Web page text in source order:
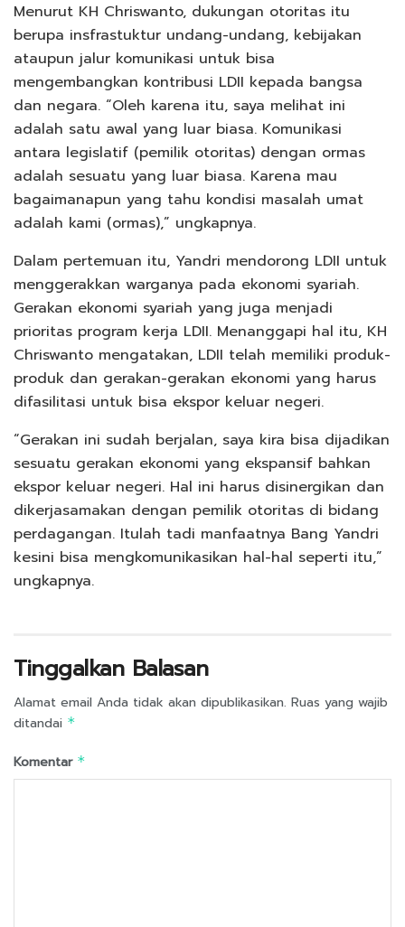
Menurut KH Chriswanto, dukungan otoritas itu
berupa insfrastuktur undang-undang, kebijakan
ataupun jalur komunikasi untuk bisa
mengembangkan kontribusi LDII kepada bangsa
dan negara. “Oleh karena itu, saya melihat ini
adalah satu awal yang luar biasa. Komunikasi
antara legislatif (pemilik otoritas) dengan ormas
adalah sesuatu yang luar biasa. Karena mau
bagaimanapun yang tahu kondisi masalah umat
adalah kami (ormas),” ungkapnya.
Dalam pertemuan itu, Yandri mendorong LDII untuk
menggerakkan warganya pada ekonomi syariah.
Gerakan ekonomi syariah yang juga menjadi
prioritas program kerja LDII. Menanggapi hal itu, KH
Chriswanto mengatakan, LDII telah memiliki produk-
produk dan gerakan-gerakan ekonomi yang harus
difasilitasi untuk bisa ekspor keluar negeri.
“Gerakan ini sudah berjalan, saya kira bisa dijadikan
sesuatu gerakan ekonomi yang ekspansif bahkan
ekspor keluar negeri. Hal ini harus disinergikan dan
dikerjasamakan dengan pemilik otoritas di bidang
perdagangan. Itulah tadi manfaatnya Bang Yandri
kesini bisa mengkomunikasikan hal-hal seperti itu,”
ungkapnya.
Tinggalkan Balasan
Alamat email Anda tidak akan dipublikasikan. Ruas yang wajib
ditandai *
Komentar *